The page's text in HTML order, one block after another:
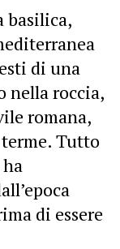
basilica,
di una
nella roccia,
romana,
Tutto
di essere